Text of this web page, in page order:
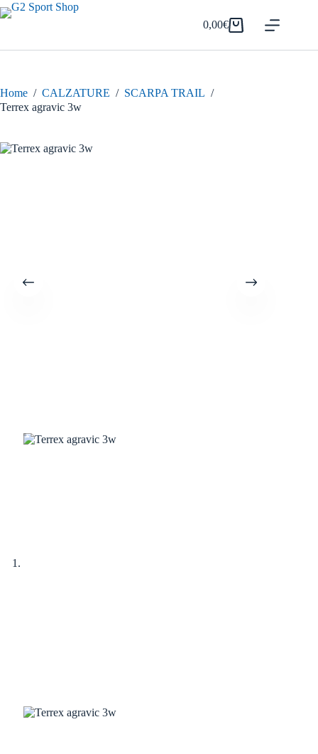
Salta
al
Carrello
0,00€
Home / CALZATURE / SCARPA TRAIL /
Terrex agravic 3w